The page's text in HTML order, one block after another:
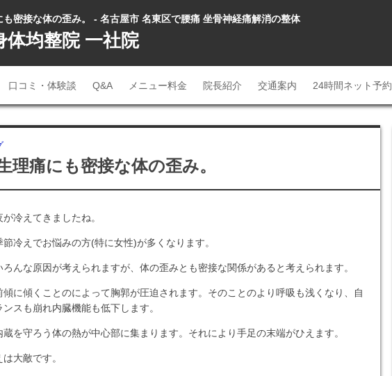
も密接な体の歪み。 - 名古屋市 名東区で腰痛 坐骨神経痛解消の整体
体均整院 一社院
口コミ・体験談 Q&A メニュー料金 院長紹介 交通案内 24時間ネット予約
理痛にも密接な体の歪み。
冷えてきましたね。
節冷えでお悩みの方(特に女性)が多くなります。
んな原因が考えられますが、体の歪みとも密接な関係があると考えられます。
傾に傾くことのによって胸郭が圧迫されます。そのことのより呼吸も浅くなり、自
スも崩れ内臓機能も低下します。
蔵を守ろう体の熱が中心部に集まります。それにより手足の末端がひえます。
大敵です。